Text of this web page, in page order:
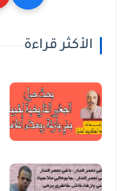
الأكثر قراءة